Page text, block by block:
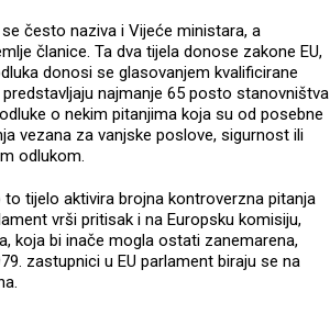
često naziva i Vijeće ministara, a
članice. Ta dva tijela donose zakone EU,
donosi se glasovanjem kvalificirane
najmanje 65 posto stanovništva
o nekim pitanjima koja su od posebne
vezana za vanjske poslove, sigurnost ili
odlukom.
tijelo aktivira brojna kontroverzna pitanja
vrši pritisak i na Europsku komisiju,
koja bi inače mogla ostati zanemarena,
zastupnici u EU parlament biraju se na